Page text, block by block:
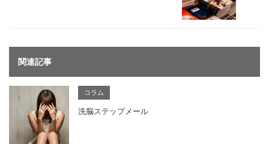
関連記事
コラム
洗脳ステップメール